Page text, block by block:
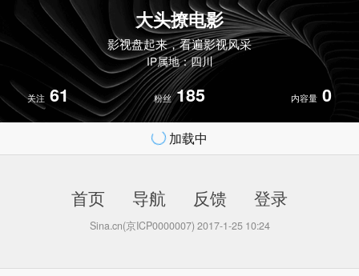
大头撩电影
影视盘起来，看遍影视风采
IP属地：四川
关注 61 粉丝 185 内容量 0
加载中
首页 导航 反馈 登录
Sina.cn(京ICP0000007) 2017-1-25 10:24